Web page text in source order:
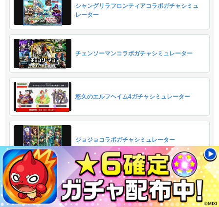
シャングリラフロンティアコラボガチャシミュ
レーター
チェンソーマンコラボガチャシミュレーター
悠久のエルフヘイム4ガチャシミュレーター
ジョジョコラボガチャシミュレーター
ゲームでポイ活して課金代をゲット！